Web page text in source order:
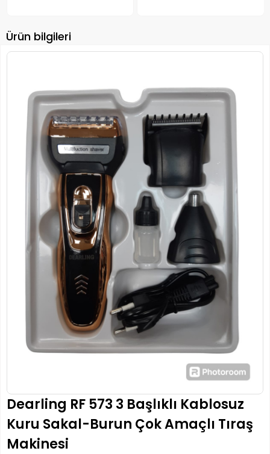
Ürün bilgileri
Dearling RF 573 3 Başlıklı Kablosuz
Kuru Sakal-Burun Çok Amaçlı Tıraş
Makinesi